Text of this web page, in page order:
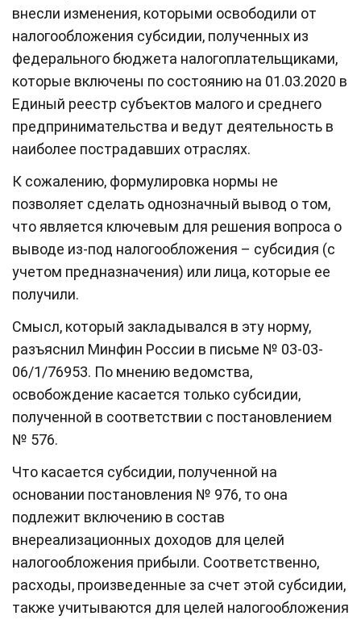
внесли изменения, которыми освободили от
налогообложения субсидии, полученных из
федерального бюджета налогоплательщиками,
которые включены по состоянию на 01.03.2020 в
Единый реестр субъектов малого и среднего
предпринимательства и ведут деятельность в
наиболее пострадавших отраслях.
К сожалению, формулировка нормы не
позволяет сделать однозначный вывод о том,
что является ключевым для решения вопроса о
выводе из-под налогообложения – субсидия (с
учетом предназначения) или лица, которые ее
получили.
Смысл, который закладывался в эту норму,
разъяснил Минфин России в письме № 03-03-
06/1/76953. По мнению ведомства,
освобождение касается только субсидии,
полученной в соответствии с постановлением
№ 576.
Что касается субсидии, полученной на
основании постановления № 976, то она
подлежит включению в состав
внереализационных доходов для целей
налогообложения прибыли. Соответственно,
расходы, произведенные за счет этой субсидии,
также учитываются для целей налогообложения